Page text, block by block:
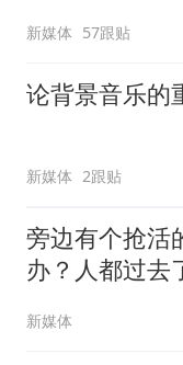
新媒体 57跟贴
论背景音乐的
新媒体 2跟贴
旁边有个抢活
办？人都过去
新媒体